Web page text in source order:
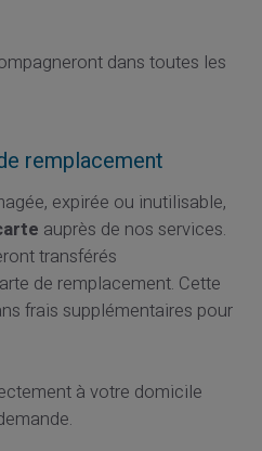
dans toutes les
remplacement
expirée ou inutilisable,
auprès de nos services.
transférés
de remplacement. Cette
frais supplémentaires pour
à votre domicile